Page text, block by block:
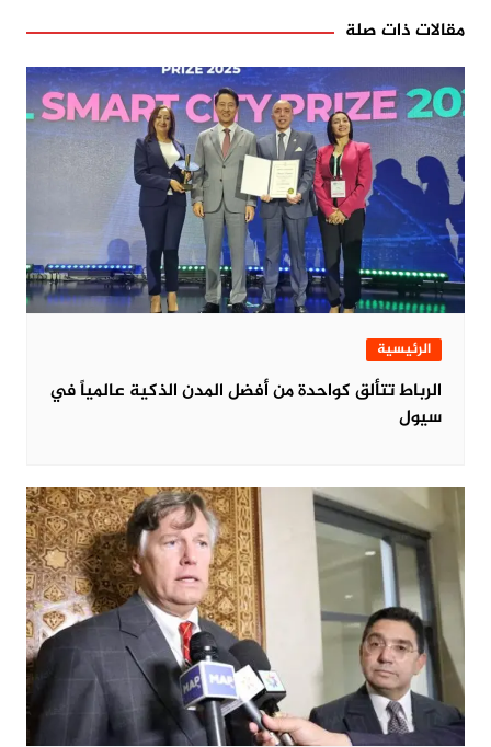
مقالات ذات صلة
الرئيسية
الرباط تتألق كواحدة من أفضل المدن الذكية عالمياً في
سيول